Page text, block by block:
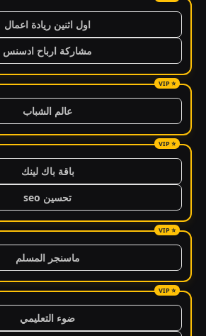
اول اثنين ريادة اعمال
مشاركة ارباح ادسنس
عالم الشباب
باقة باك لينك
تحسين seo
ماسنجر المسلم
ضوء التعليمي